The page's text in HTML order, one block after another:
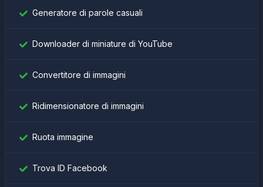
Generatore di parole casuali
Downloader di miniature di YouTube
Convertitore di immagini
Ridimensionatore di immagini
Ruota immagine
Trova ID Facebook